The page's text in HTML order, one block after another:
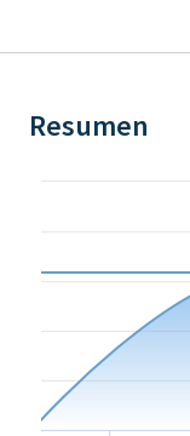
Resumen
Chart
Chart with 8 data
The chart has 1 Y